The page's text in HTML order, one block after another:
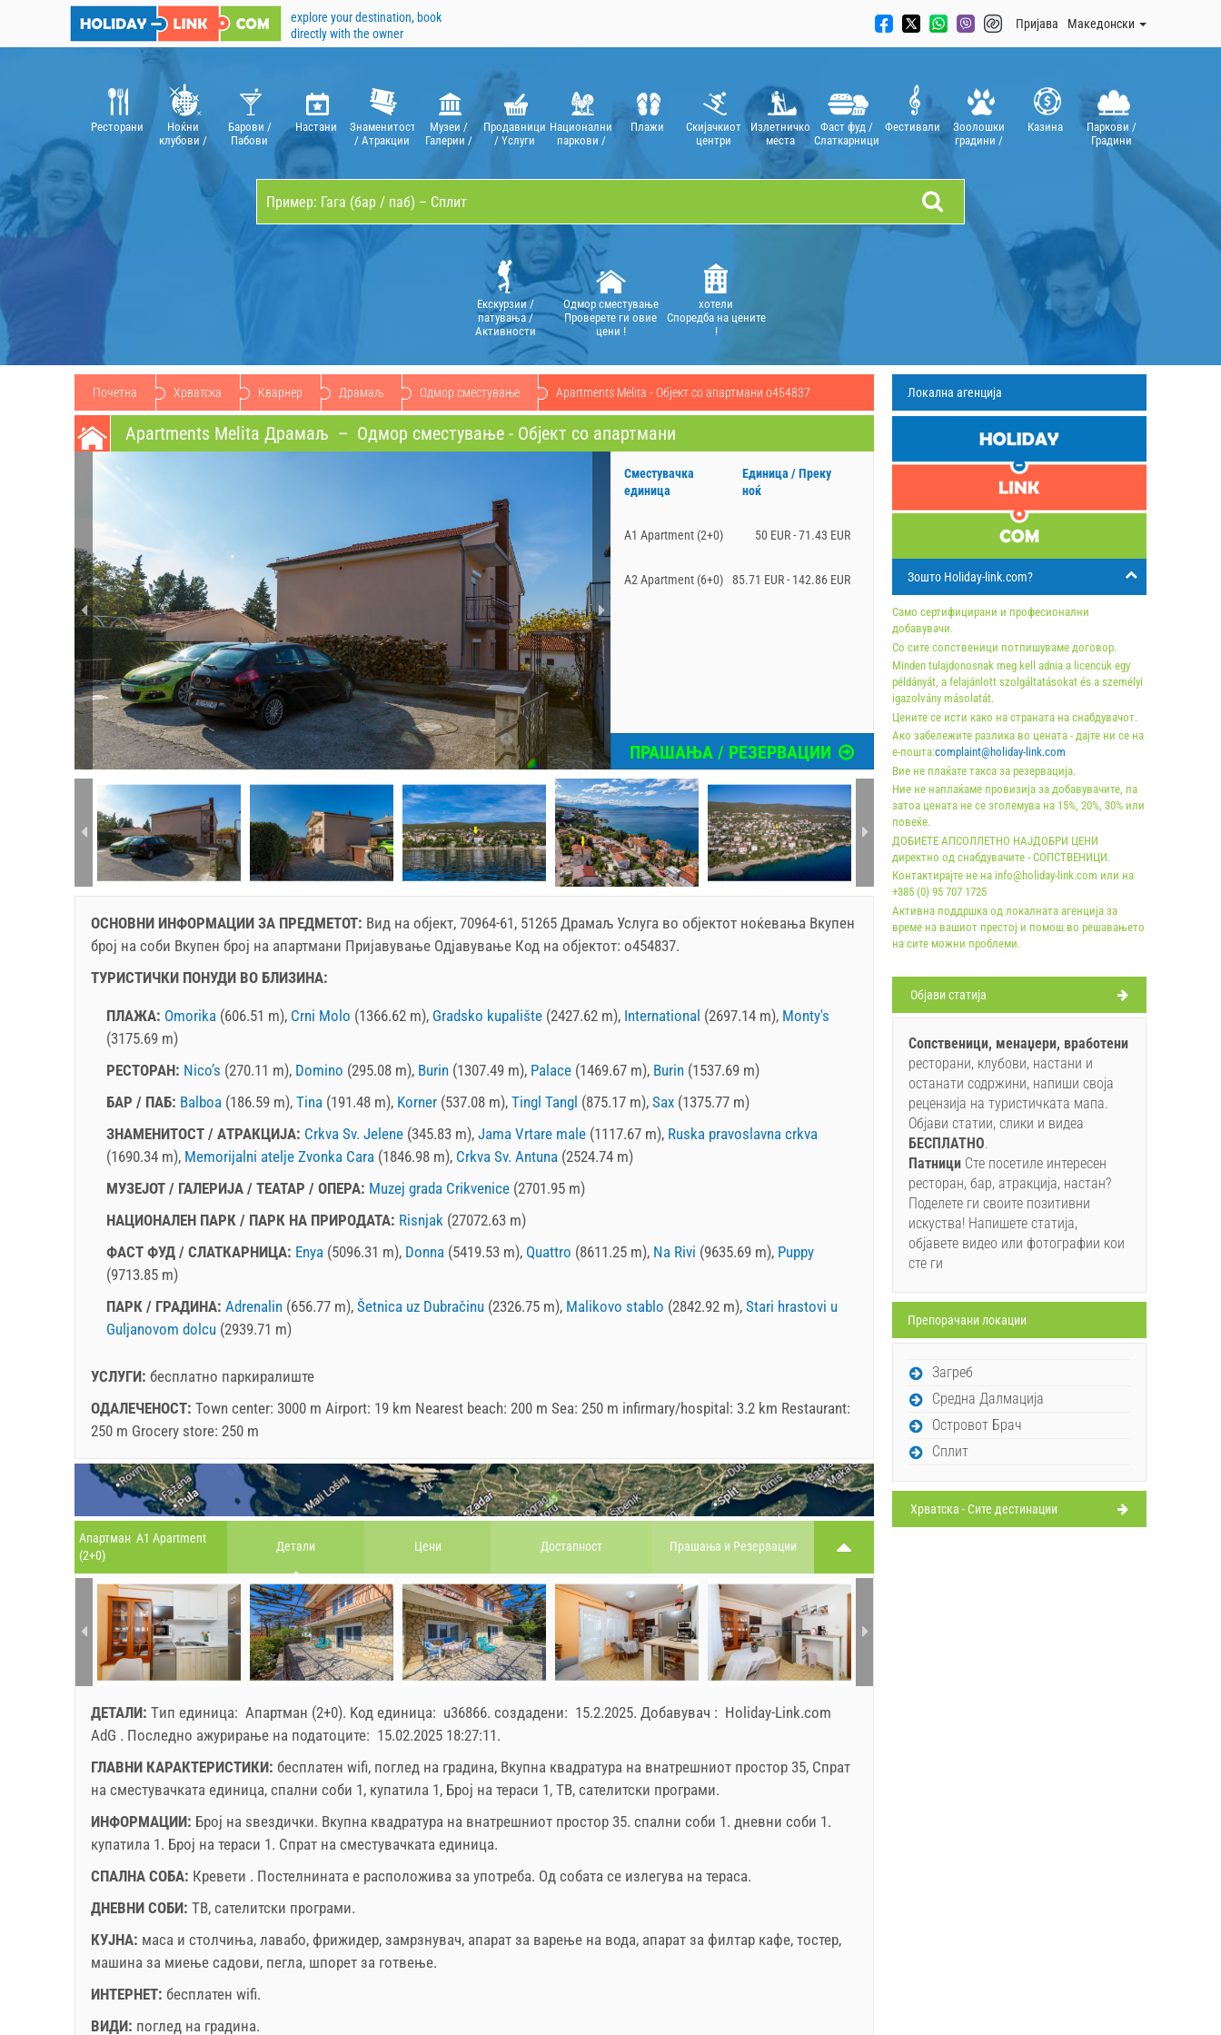
explore your destination, book
directly with the owner
Пријава Mакедонски
Pесторани
Ноќни
клубови /
Барови /
Пабови
Hастани
Знаменитости
/ Aтракции
Музеи /
Галерии /
Продавници
/ Yслуги
Национални
паркови /
природата
Плажи
Скијачкиот
центри
Излетничко
местa
Фаст фуд /
Слаткарници
Фестивали
Зоолошки
градини /
Казинa
Паркови /
Градини
Екскурзии /
патувања /
Aктивности
Oдмор сместување
Проверете ги овие
цени !
хотели
Споредба на цените
!
Почетна Хрватска Кварнер Драмаљ Oдмор сместување Apartments Melita - Објект со апартмани o454837
Apartments Melita Драмаљ – Oдмор сместување - Објект со апартмани
Сместувачка
единица
Единица / Преку
ноќ
A1 Apartment (2+0) 50 EUR - 71.43 EUR
A2 Apartment (6+0) 85.71 EUR - 142.86 EUR
ПРАШАЊА / РЕЗЕРВАЦИИ
ОСНОВНИ ИНФОРМАЦИИ ЗА ПРЕДМЕТОТ: Вид на објект, 70964-61, 51265 Драмаљ Услуга во објектот ноќевања Вкупен
број на соби Вкупен број на апартмани Пријавување Одјавување Код на објектот: o454837.
ТУРИСТИЧКИ ПОНУДИ ВО БЛИЗИНА:
ПЛАЖА: Omorika (606.51 m), Crni Molo (1366.62 m), Gradsko kupalište (2427.62 m), International (2697.14 m), Monty's
(3175.69 m)
PЕСТОРАН: Nico’s (270.11 m), Domino (295.08 m), Burin (1307.49 m), Palace (1469.67 m), Burin (1537.69 m)
БАР / ПАБ: Balboa (186.59 m), Tina (191.48 m), Korner (537.08 m), Tingl Tangl (875.17 m), Sax (1375.77 m)
ЗНАМЕНИТОСТ / AТРАКЦИЈА: Crkva Sv. Jelene (345.83 m), Jama Vrtare male (1117.67 m), Ruska pravoslavna crkva
(1690.34 m), Memorijalni atelje Zvonka Cara (1846.98 m), Crkva Sv. Antuna (2524.74 m)
МУЗЕЈОТ / ГАЛЕРИЈА / ТЕАТАР / ОПЕРА: Muzej grada Crikvenice (2701.95 m)
HАЦИОНАЛЕН ПАРК / ПАРК НА ПРИРОДАТА: Risnjak (27072.63 m)
ФАСТ ФУД / CЛАТКАРНИЦА: Enya (5096.31 m), Donna (5419.53 m), Quattro (8611.25 m), Na Rivi (9635.69 m), Puppy
(9713.85 m)
ПАРК / ГРАДИНА: Adrenalin (656.77 m), Šetnica uz Dubračinu (2326.75 m), Malikovo stablo (2842.92 m), Stari hrastovi u
Guljanovom dolcu (2939.71 m)
УСЛУГИ: бесплатно паркиралиште
ОДАЛЕЧЕНОСТ: Town center: 3000 m Airport: 19 km Nearest beach: 200 m Sea: 250 m infirmary/hospital: 3.2 km Restaurant:
250 m Grocery store: 250 m
Апартман A1 Apartment
(2+0)
Детали Цени Достапност Прашања и Pезервации
ДЕТАЛИ: Tип единица: Апартман (2+0). Kод единица: u36866. создадени: 15.2.2025. Добавувач : Holiday-Link.com
AdG . Последно ажурирање на податоците: 15.02.2025 18:27:11.
ГЛАВНИ КАРАКТЕРИСТИКИ: бесплатен wifi, поглед на градина, Вкупна квадратура на внатрешниот простор 35, Спрат
на сместувачката единица, спални соби 1, купатила 1, Број на тераси 1, ТВ, сателитски програми.
ИНФОРМАЦИИ: Број на ѕвездички. Вкупна квадратура на внатрешниот простор 35. спални соби 1. дневни соби 1.
купатила 1. Број на тераси 1. Спрат на сместувачката единица.
СПАЛНА СОБА: Кревети . Постелнината е расположива за употреба. Од собата се излегува на тераса.
ДНЕВНИ СОБИ: ТВ, сателитски програми.
КУЈНА: маса и столчиња, лавабо, фрижидер, замрзнувач, апарат за варење на вода, апарат за филтар кафе, тостер,
машина за миење садови, пегла, шпорет за готвење.
ИНТЕРНЕТ: бесплатен wifi.
ВИДИ: поглед на градина.
Локална агенција
Зошто Holiday-link.com?
Само сертифицирани и професионални
добавувачи.
Со сите сопственици потпишуваме договор.
Minden tulajdonosnak meg kell adnia a licencük egy
példányát, a felajánlott szolgáltatásokat és a személyi
igazolvány másolatát.
Цените се исти како на страната на снабдувачот.
Ако забележите разлика во цената - дајте ни се на
е-пошта:complaint@holiday-link.com
Вие не плаќате такса за резервација.
Ние не наплаќаме провизија за добавувачите, па
затоа цената не се зголемува на 15%, 20%, 30% или
повеќе.
ДОБИЕТЕ АПСОЛЛЕТНО НАЈДОБРИ ЦЕНИ
директно од снабдувачите - СОПСТВЕНИЦИ.
Контактирајте не на info@holiday-link.com или на
+385 (0) 95 707 1725
Активна поддршка од локалната агенција за
време на вашиот престој и помош во решавањето
на сите можни проблеми.
Oбјави статија
Сопственици, менаџери, вработени
ресторани, клубови, настани и
останати содржини, напиши своја
рецензија на туристичката мапа.
Објави статии, слики и видеа
БЕСПЛАТНO.
Патници Сте посетиле интересен
ресторан, бар, атракција, настан?
Поделете ги своите позитивни
искуства! Напишете статија,
објавете видео или фотографии кои
сте ги
Препорачани локации
Загреб
Средна Далмација
Островот Брач
Сплит
Хрватска - Сите дестинации